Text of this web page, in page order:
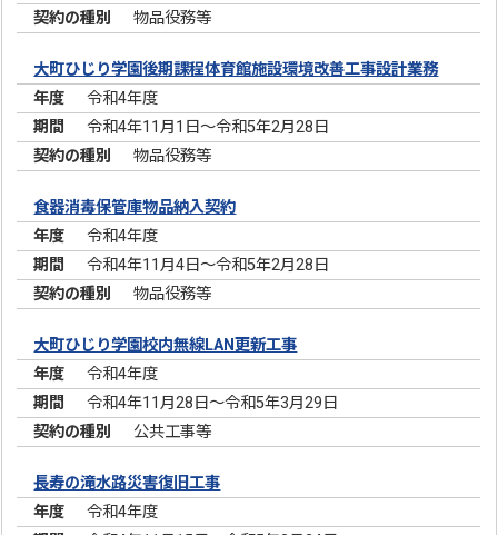
物品役務等
大町ひじり学園後期課程体育館施設環境改善工事設計業務
令和4年度
令和4年11月1日～令和5年2月28日
物品役務等
食器消毒保管庫物品納入契約
令和4年度
令和4年11月4日～令和5年2月28日
物品役務等
大町ひじり学園校内無線LAN更新工事
令和4年度
令和4年11月28日～令和5年3月29日
公共工事等
長寿の滝水路災害復旧工事
令和4年度